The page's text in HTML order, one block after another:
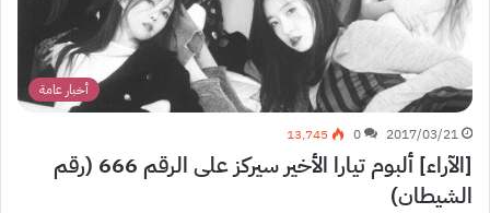
أخبار عامة
2017/03/21
0 13٬745
[الآراء] ألبوم تيارا الأخير سيركز على الرقم 666 (رقم
الشيطان)